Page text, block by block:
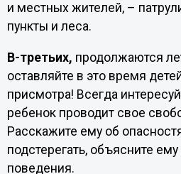
и местных жителей, –
пункты и леса.
В-третьих, продолжаются
оставляйте в это время
присмотра! Всегда
ребенок проводит свое
Расскажите ему об
подстерегать, объясните
поведения.